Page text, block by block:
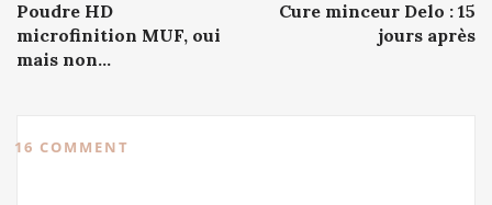
navigation
Poudre HD
microfinition MUF, oui
mais non…
Cure minceur Delo : 15
jours après
16 COMMENT